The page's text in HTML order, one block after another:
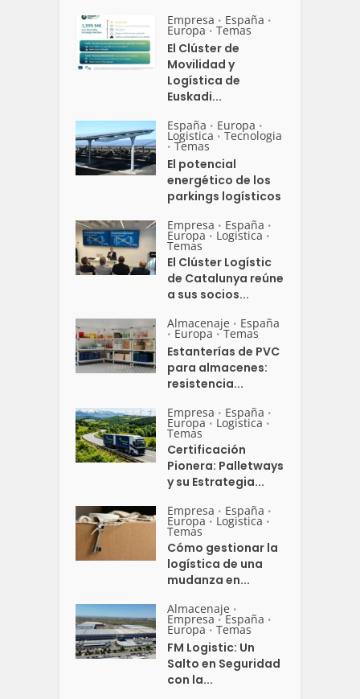
Empresa • España •
Europa • Temas
El Clúster de
Movilidad y
Logística de
Euskadi...
España • Europa •
Logistica • Tecnologia
• Temas
El potencial
energético de los
parkings logísticos
Empresa • España •
Europa • Logistica •
Temas
El Clúster Logístic
de Catalunya reúne
a sus socios...
Almacenaje • España
• Europa • Temas
Estanterías de PVC
para almacenes:
resistencia...
Empresa • España •
Europa • Logistica •
Temas
Certificación
Pionera: Palletways
y su Estrategia...
Empresa • España •
Europa • Logistica •
Temas
Cómo gestionar la
logística de una
mudanza en...
Almacenaje •
Empresa • España •
Europa • Temas
FM Logistic: Un
Salto en Seguridad
con la...